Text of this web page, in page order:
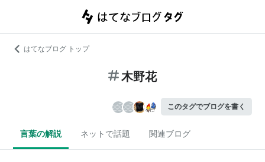
はてなブログ トップ
木野花
このタグでブログを書く
言葉の解説 ネットで話題 関連ブログ